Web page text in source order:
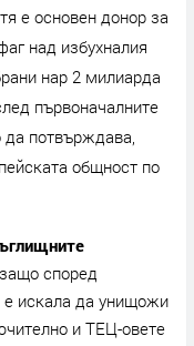
е основен донор за
над избухналия
нар 2 милиарда
първоначалните
да потвърждава,
общност по
според
е искала да унищожи
и ТЕЦ-овете